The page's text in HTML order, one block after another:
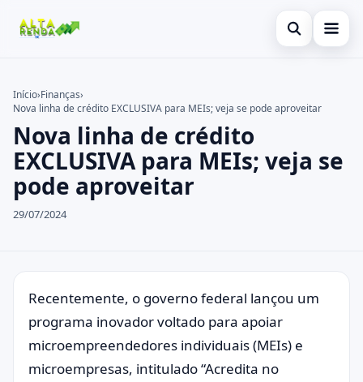
Abrir busca
Cartão de Crédito
Consignado
Conta Digital
Empréstimo
Imóvel
Legal
Buscar no site
Buscar por:
Pressione Enter para buscar ou ESC para fechar.
Início›Finanças›
Nova linha de crédito EXCLUSIVA para MEIs; veja se pode aproveitar
Nova linha de crédito
EXCLUSIVA para MEIs; veja se
pode aproveitar
29/07/2024
Recentemente, o governo federal lançou um
programa inovador voltado para apoiar
microempreendedores individuais (MEIs) e
microempresas, intitulado “Acredita no